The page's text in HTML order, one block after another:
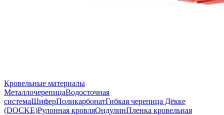
Кровельные материалы
МеталлочерепицаВодосточная
системаШиферПоликарбонатГибкая черепица Дёкке
(DOCKE)Рулонная кровляОндулинПленка кровельная